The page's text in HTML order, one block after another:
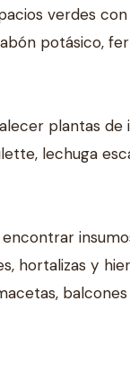
verdes
potásico,
plantas
lechuga
hortalizas y
balcones